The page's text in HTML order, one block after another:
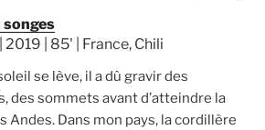
songes
| 85' | France, Chili
se lève, il a dû gravir des
des sommets avant d’atteindre la
Andes. Dans mon pays, la cordillère